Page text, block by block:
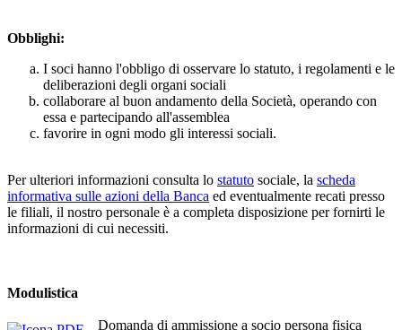
Obblighi:
I soci hanno l'obbligo di osservare lo statuto, i regolamenti e le
deliberazioni degli organi sociali
collaborare al buon andamento della Società, operando con
essa e partecipando all'assemblea
favorire in ogni modo gli interessi sociali.
Per ulteriori informazioni consulta lo statuto sociale, la scheda
informativa sulle azioni della Banca ed eventualmente recati presso
le filiali, il nostro personale è a completa disposizione per fornirti le
informazioni di cui necessiti.
Modulistica
Domanda di ammissione a socio persona fisica